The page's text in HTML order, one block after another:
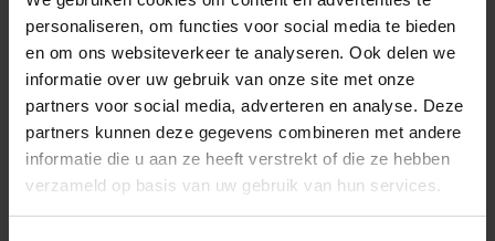
personaliseren, om functies voor social media te bieden
en om ons websiteverkeer te analyseren. Ook delen we
informatie over uw gebruik van onze site met onze
partners voor social media, adverteren en analyse. Deze
partners kunnen deze gegevens combineren met andere
informatie die u aan ze heeft verstrekt of die ze hebben
verzameld op basis van uw gebruik van hun services.
KELFORT Verpakkingstape bruin 50MM 66M
Voorraad: 80 op voorraad
Gtin: 8714678001635,BBKE1516602
Artikelnummer merk: 1516602
Prijs per 1 Stuk